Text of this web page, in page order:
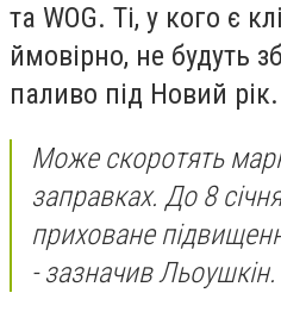
та WOG. Ті, у кого є
ймовірно, не будуть
паливо під Новий рік.
Може скоротять
заправках. До 8
приховане
- зазначив Льоушкін.